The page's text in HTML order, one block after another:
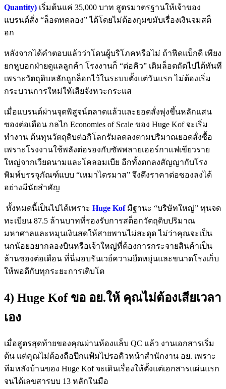
Quantity) เริ่มต้นแค่ 35,000 บาท สูตรมาตรฐานให้เจ้าของ
แบรนด์สั่ง “ล็อตทดลอง” ได้โดยไม่ต้องกุมขมับเรื่องเงินจมสต็
อก
หลังจากได้คำตอบแล้วว่าโดนผู้บริโภคหรือไม่ ถ้าฟีดแบ็กดี เพียง
ยกหูบอกฝ่ายดูแลลูกค้า โรงงานก็ “ต่อคิว” เติมล็อตถัดไปได้ทันที
เพราะวัตถุดิบหลักถูกล็อกไว้ในระบบตั้งแต่วันแรก ไม่ต้องเริ่ม
กระบวนการใหม่ให้เสียจังหวะกระแส
เมื่อแบรนด์ผ่านจุดพิสูจน์ตลาดแล้วและยอดสั่งพุ่งขึ้นหลักแสน
ซองต่อเดือน กลไก Economies of Scale ของ Huge Kof จะเริ่ม
ทำงาน ต้นทุนวัตถุดิบต่อกิโลกรัมลดลงตามปริมาณยอดสั่งซื้อ
เพราะโรงงานใช้พลังต่อรองกับซัพพลายเออร์กาแฟเขียวราย
ใหญ่จากเวียดนามและโคลอมเบีย อีกทั้งตกลงสัญญากับโรง
พิมพ์บรรจุภัณฑ์แบบ “เหมาไตรมาส” จึงดึงราคาต่อซองลงได้
อย่างมีนัยสำคัญ
ทั้งหมดนี้เป็นไปได้เพราะ Huge Kofมีฐานะ “บริษัทใหญ่” ทุนจด
ทะเบียน 87.5 ล้านบาทที่รองรับการสต็อกวัตถุดิบปริมาณ
มหาศาลและหมุนเงินสดให้สายพานไม่สะดุด ไม่ว่าคุณจะเป็น
นกน้อยอยากลองบินหรือเจ้าใหญ่ที่ต้องการกระจายสินค้าเป็น
ล้านซองต่อเดือน ที่นี่มอบรันเวย์ความยืดหยุ่นและขนาดโรงเก็บ
ให้พอดีกับทุกระยะการเติบโต
4) Huge Kof ขอ อย.ให้ คุณไม่ต้องเสียเวลา
เอง
เมื่อสูตรสุดท้ายของคุณผ่านห้องแล็บ QC แล้ว งานเอกสารเริ่ม
ต้น แต่คุณไม่ต้องถือปึกแฟ้มไปรอคิวหน้าสำนักงาน อย. เพราะ
ทีมหลังบ้านของ Huge Kof จะเดินเรื่องให้ตั้งแต่เอกสารแผ่นแรก
จนได้เลขสารบบ 13 หลักในมือ